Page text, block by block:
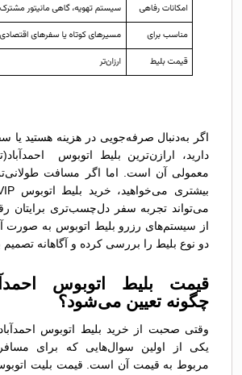
اگر به‌دنبال صرفه‌جویی در هزینه هستید یا
دارید، ارازن‌ترین بلیط اتوبوس
معمولی آن است. اما اگر مسافت
می‌تواند تجربه سفر دل‌چسب‌تری برایتان
از سیستم‌های رزرو بلیط اتوبوس به صورت
دو نوع بلیط را بررسی کرده و آگاهانه تصمیم
قیمت بلیط اتوبوس
چگونه تعیین می‌شود؟
وقتی صحبت از خرید بلیط اتوبوس
یکی از اولین سوال‌هایی که برای
مربوط به قیمت آن است. قیمت بلیت اتوبوس